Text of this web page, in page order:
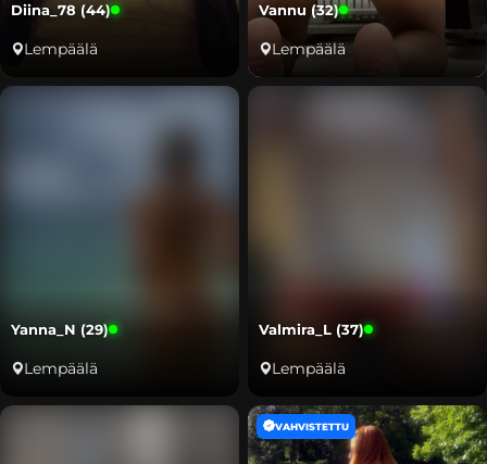
Diina_78 (44)
Lempäälä
Vannu (32)
Lempäälä
Yanna_N (29)
Lempäälä
Valmira_L (37)
Lempäälä
VAHVISTETTU